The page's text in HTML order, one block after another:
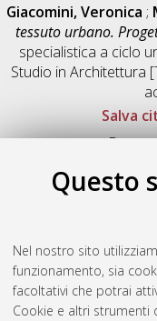
Questo
Nel nostro sito
funzionamento, sia
facoltativi che potrai
Cookie e altri
Giacomini, Veronica ;
tessuto urbano.
specialistica a ciclo
Studio inArchitettura
Salva
Full-text
Altri